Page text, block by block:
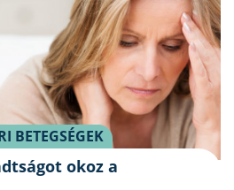
BETEGSÉGEK
okoz a